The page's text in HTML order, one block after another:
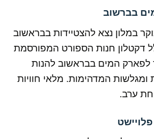
בברשוב
במלון נצא להצטיידות בבראשוב
דקטלון חנות הספורט המפורסמת
לפארק המים בבראשוב להנות
ומגלשות המדהימות. מלאי חוויות
ערב.